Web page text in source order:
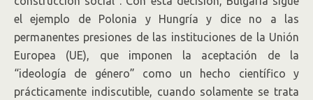
el ejemplo de Polonia y Hungría y dice no a las
permanentes presiones de las instituciones de la Unión
Europea (UE), que imponen la aceptación de la
“ideología de género” como un hecho científico y
prácticamente indiscutible, cuando solamente se trata